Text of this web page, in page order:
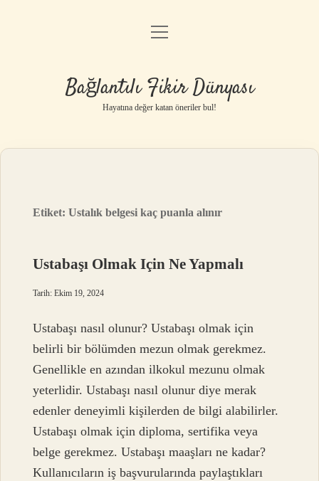
Anasayfa
Yasal Uyarı
menüyü
Bağlantılı Fikir Dünyası
Hayatına değer katan öneriler bul!
Etiket:Ustalık belgesi kaç puanla alınır
Ustabaşı Olmak Için Ne Yapmalı
Tarih: Ekim 19, 2024
Ustabaşı nasıl olunur? Ustabaşı olmak için
belirli bir bölümden mezun olmak gerekmez.
Genellikle en azından ilkokul mezunu olmak
yeterlidir. Ustabaşı nasıl olunur diye merak
edenler deneyimli kişilerden de bilgi alabilirler.
Ustabaşı olmak için diploma, sertifika veya
belge gerekmez. Ustabaşı maaşları ne kadar?
Kullanıcıların iş başvurularında paylaştıkları